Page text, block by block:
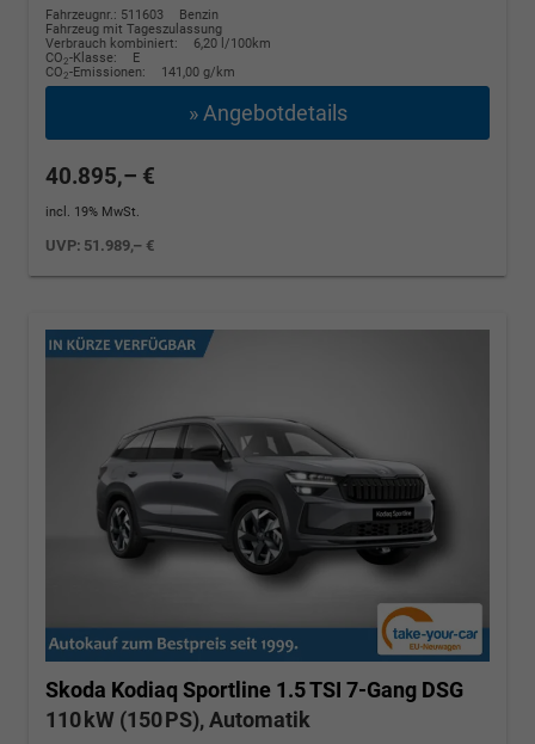
Fahrzeugnr.: 511603
Benzin
Fahrzeug mit Tageszulassung
Verbrauch kombiniert:
6,20 l/100km
CO2-Klasse:
E
CO2-Emissionen: 141,00 g/km
» Angebotdetails
40.895,– €
incl. 19% MwSt.
UVP: 51.989,– €
Skoda Kodiaq Sportline 1.5 TSI 7-Gang DSG
110 kW (150 PS), Automatik